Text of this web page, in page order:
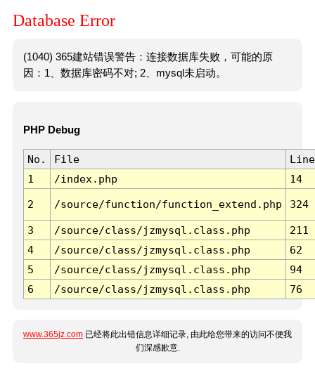
Database Error
(1040) 365建站错误警告：连接数据库失败，可能的原
因：1、数据库密码不对; 2、mysql未启动。
PHP Debug
No. File
Line
1
/index.php 14
2 /source/function/function_extend.php 324
3 /source/class/jzmysql.class.php
211
4
/source/class/jzmysql.class.php
62
5
/source/class/jzmysql.class.php
94
6
/source/class/jzmysql.class.php 76
www.365jz.com 已经将此出错信息详细记录, 由此给您带来的访问不便我
们深感歉意.